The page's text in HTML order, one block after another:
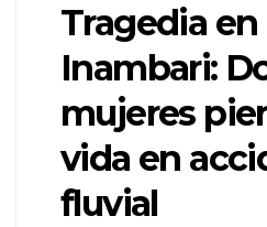
Tragedia en
Inambari:
mujeres
vida en
fluvial